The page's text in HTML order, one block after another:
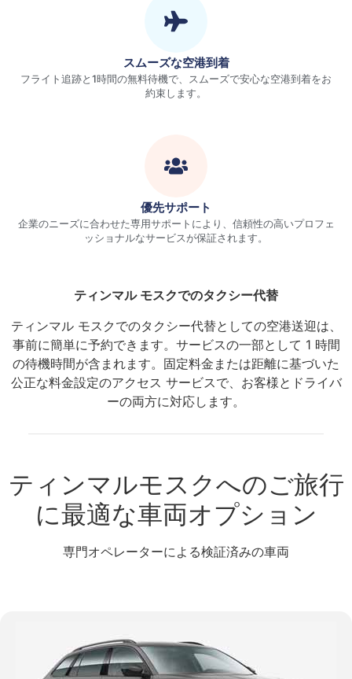
スムーズな空港到着
フライト追跡と1時間の無料待機で、スムーズで安心な空港到着をお
約束します。
優先サポート
企業のニーズに合わせた専用サポートにより、信頼性の高いプロフェ
ッショナルなサービスが保証されます。
ティンマル モスクでのタクシー代替
ティンマル モスクでのタクシー代替としての空港送迎は、
事前に簡単に予約できます。サービスの一部として 1 時間
の待機時間が含まれます。固定料金または距離に基づいた
公正な料金設定のアクセス サービスで、お客様とドライバ
ーの両方に対応します。
ティンマルモスクへのご旅行
に最適な車両オプション
専門オペレーターによる検証済みの車両